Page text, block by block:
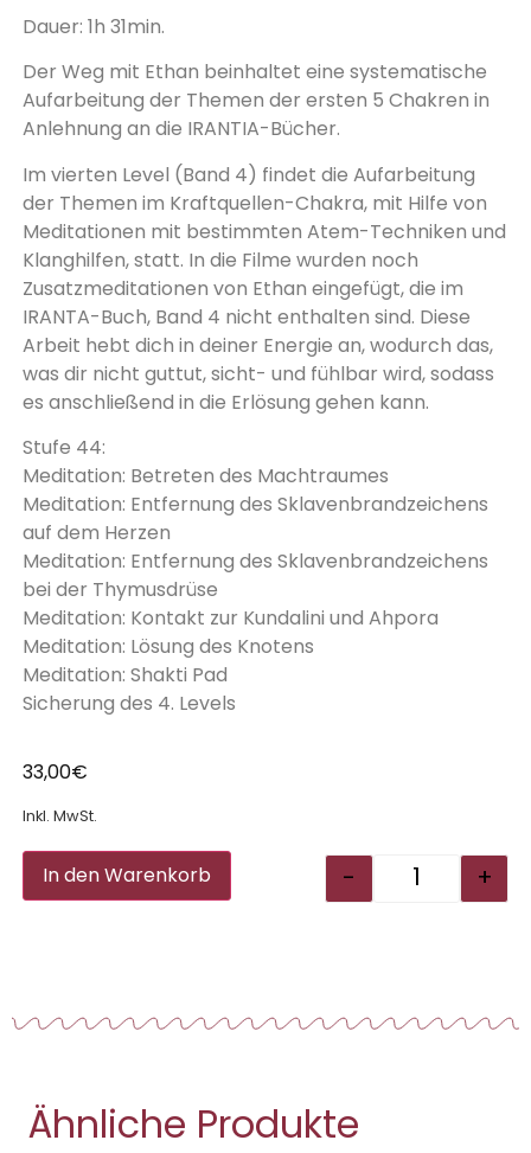
Dauer: 1h 31min.
Der Weg mit Ethan beinhaltet eine systematische
Aufarbeitung der Themen der ersten 5 Chakren in
Anlehnung an die IRANTIA-Bücher.
Im vierten Level (Band 4) findet die Aufarbeitung
der Themen im Kraftquellen-Chakra, mit Hilfe von
Meditationen mit bestimmten Atem-Techniken und
Klanghilfen, statt. In die Filme wurden noch
Zusatzmeditationen von Ethan eingefügt, die im
IRANTA-Buch, Band 4 nicht enthalten sind. Diese
Arbeit hebt dich in deiner Energie an, wodurch das,
was dir nicht guttut, sicht- und fühlbar wird, sodass
es anschließend in die Erlösung gehen kann.
Stufe 44:
Meditation: Betreten des Machtraumes
Meditation: Entfernung des Sklavenbrandzeichens
auf dem Herzen
Meditation: Entfernung des Sklavenbrandzeichens
bei der Thymusdrüse
Meditation: Kontakt zur Kundalini und Ahpora
Meditation: Lösung des Knotens
Meditation: Shakti Pad
Sicherung des 4. Levels
33,00€
Inkl. MwSt.
- +
In den Warenkorb Alternative:
Ähnliche Produkte